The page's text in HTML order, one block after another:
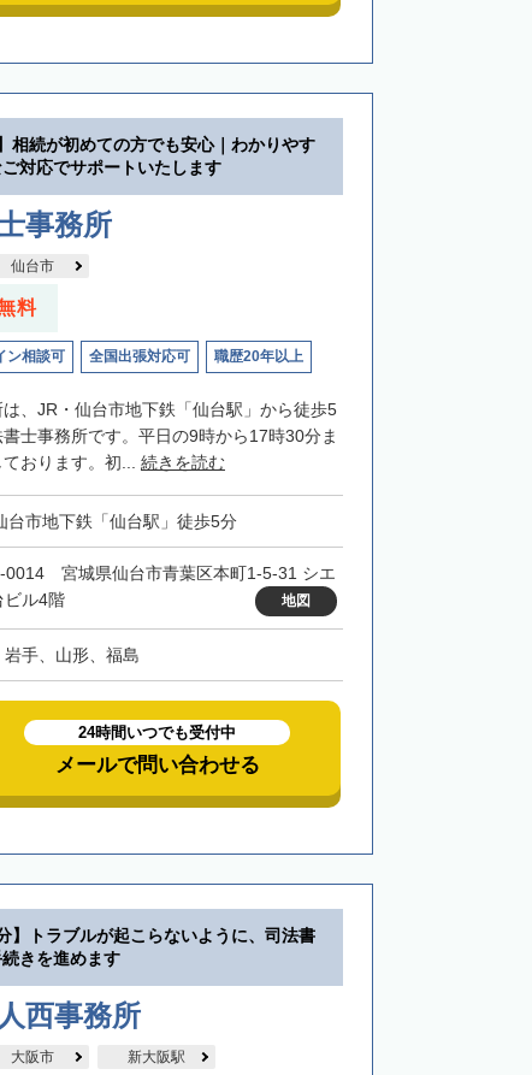
相続が初めての方でも安心｜わかりやす
対応でサポートいたします
事務所
仙台市
料
ン相談可 全国出張対応可 職歴20年以上
、JR・仙台市地下鉄「仙台駅」から徒歩5
士事務所です。平日の9時から17時30分ま
おります。初... 続きを読む
台市地下鉄「仙台駅」徒歩5分
0014 宮城県仙台市青葉区本町1-5-31 シエ
ビル4階
地図
岩手、山形、福島
24時間いつでも受付中
メールで問い合わせる
】トラブルが起こらないように、司法書
きを進めます
西事務所
大阪市 新大阪駅